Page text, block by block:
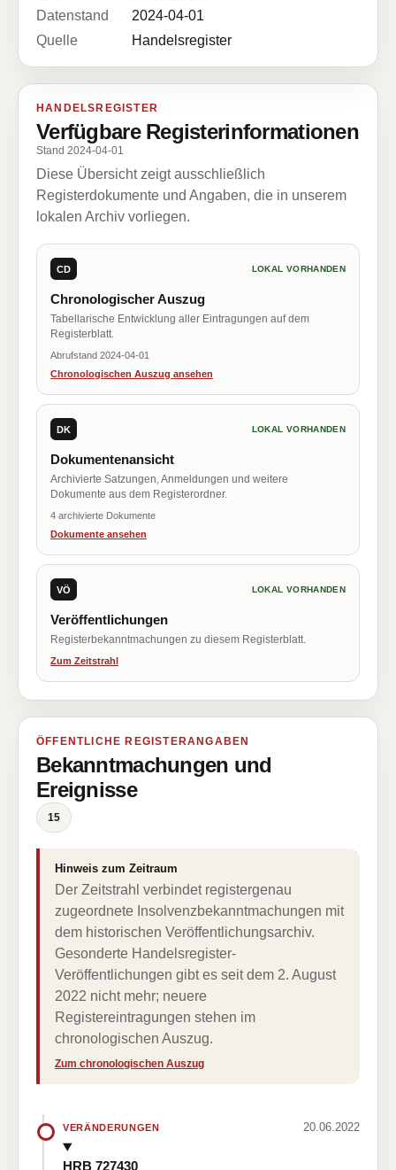
Datenstand
2024-04-01
Quelle
Handelsregister
HANDELSREGISTER
Verfügbare Registerinformationen
Stand 2024-04-01
Diese Übersicht zeigt ausschließlich
Registerdokumente und Angaben, die in unserem
lokalen Archiv vorliegen.
CD LOKAL VORHANDEN
Chronologischer Auszug
Tabellarische Entwicklung aller Eintragungen auf dem
Registerblatt.
Abrufstand 2024-04-01
Chronologischen Auszug ansehen
DK LOKAL VORHANDEN
Dokumentenansicht
Archivierte Satzungen, Anmeldungen und weitere
Dokumente aus dem Registerordner.
4 archivierte Dokumente
Dokumente ansehen
VÖ LOKAL VORHANDEN
Veröffentlichungen
Registerbekanntmachungen zu diesem Registerblatt.
Zum Zeitstrahl
ÖFFENTLICHE REGISTERANGABEN
Bekanntmachungen und
Ereignisse
15
Hinweis zum Zeitraum
Der Zeitstrahl verbindet registergenau
zugeordnete Insolvenzbekanntmachungen mit
dem historischen Veröffentlichungsarchiv.
Gesonderte Handelsregister-
Veröffentlichungen gibt es seit dem 2. August
2022 nicht mehr; neuere
Registereintragungen stehen im
chronologischen Auszug.
Zum chronologischen Auszug
VERÄNDERUNGEN 20.06.2022
HRB 727430